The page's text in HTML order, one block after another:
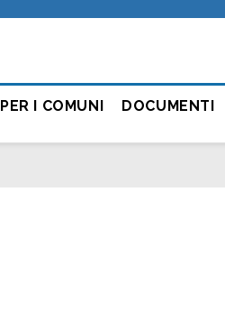
PER I COMUNI DOCUMENTI